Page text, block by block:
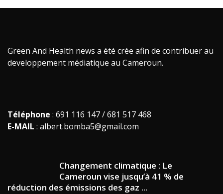
Green And Health news a été crée afin de contribuer au
developpement médiatique au Cameroun.
Téléphone : 691 116 147 / 681 517 468
E-MAIL : albert.bomba5@gmail.com
Changement climatique : Le
Cameroun vise jusqu’à 41 % de
réduction des émissions des gaz ...